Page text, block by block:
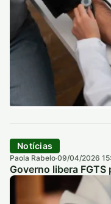
Notícias
Paola Rabelo·09/04/2026
Governo libera